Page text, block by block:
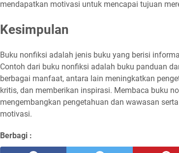
mendapatkan motivasi untuk mencapai tujuan
Kesimpulan
Buku nonfiksi adalah jenis buku yang berisi
Contoh dari buku nonfiksi adalah buku panduan
berbagai manfaat, antara lain meningkatkan
kritis, dan memberikan inspirasi. Membaca buku
mengembangkan pengetahuan dan wawasan
motivasi.
Berbagi :